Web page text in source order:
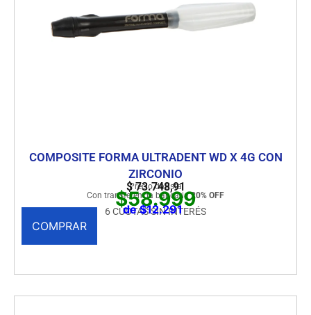
COMPOSITE FORMA ULTRADENT WD X 4G CON
ZIRCONIO
Precio de lista
$73.748,91
Con transferencia bancaria20% OFF
$58.999
6 CUOTAS SIN INTERÉS
de $12.291
COMPRAR